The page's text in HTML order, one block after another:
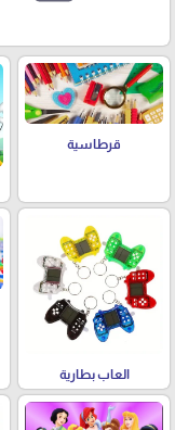
قرطاسية
العاب بطارية